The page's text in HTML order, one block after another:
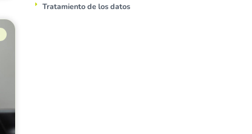
Tratamiento de los datos